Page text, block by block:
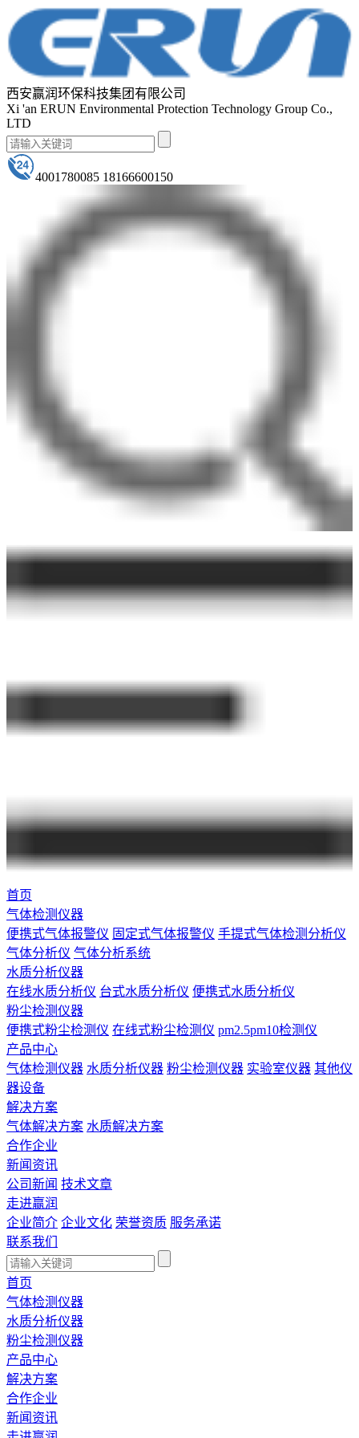
西安赢润环保科技集团有限公司
Xi 'an ERUN Environmental Protection Technology Group Co.,
LTD
4001780085 18166600150
首页
气体检测仪器
便携式气体报警仪 固定式气体报警仪 手提式气体检测分析仪
气体分析仪 气体分析系统
水质分析仪器
在线水质分析仪 台式水质分析仪 便携式水质分析仪
粉尘检测仪器
便携式粉尘检测仪 在线式粉尘检测仪 pm2.5pm10检测仪
产品中心
气体检测仪器 水质分析仪器 粉尘检测仪器 实验室仪器 其他仪
器设备
解决方案
气体解决方案 水质解决方案
合作企业
新闻资讯
公司新闻 技术文章
走进赢润
企业简介 企业文化 荣誉资质 服务承诺
联系我们
首页
气体检测仪器
水质分析仪器
粉尘检测仪器
产品中心
解决方案
合作企业
新闻资讯